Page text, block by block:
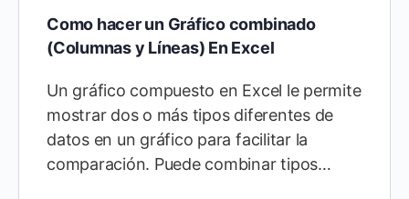
Como hacer un Gráfico combinado
(Columnas y Líneas) En Excel
Un gráfico compuesto en Excel le permite
mostrar dos o más tipos diferentes de
datos en un gráfico para facilitar la
comparación. Puede combinar tipos…